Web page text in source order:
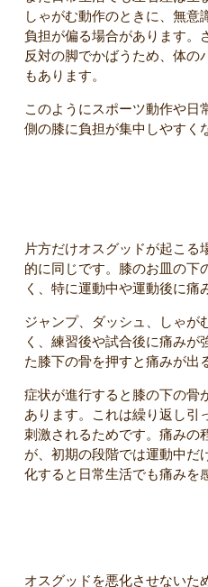
しゃがむ動作のときに、無意
負担が偏る場合があります。
反対の脚でかばうため、体の
もあります。
このようにスポーツ動作や日
側の膝に負担が集中しやすく
片方だけオスグッドが起こる
的に同じです。膝のお皿の下
く、特に運動中や運動後に痛
ジャンプ、ダッシュ、しゃが
く、練習後や試合後に痛みが
た膝下の骨を押すと痛みが出
症状が進行すると膝の下の骨
あります。これは繰り返し引
刺激されるためです。痛みの
が、初期の段階では運動中だ
化すると日常生活でも痛みを
オスグッドを悪化させないた